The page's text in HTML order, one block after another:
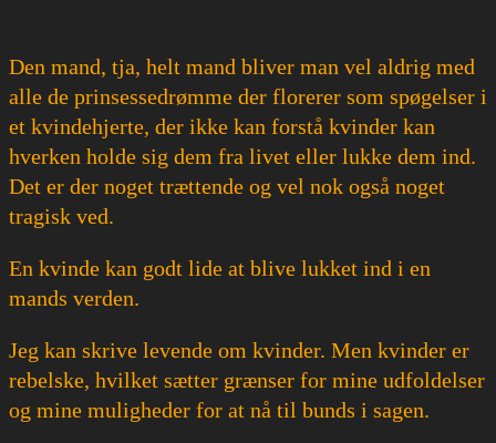
Den mand, tja, helt mand bliver man vel aldrig med
alle de prinsessedrømme der florerer som spøgelser i
et kvindehjerte, der ikke kan forstå kvinder kan
hverken holde sig dem fra livet eller lukke dem ind.
Det er der noget trættende og vel nok også noget
tragisk ved.
En kvinde kan godt lide at blive lukket ind i en
mands verden.
Jeg kan skrive levende om kvinder. Men kvinder er
rebelske, hvilket sætter grænser for mine udfoldelser
og mine muligheder for at nå til bunds i sagen.